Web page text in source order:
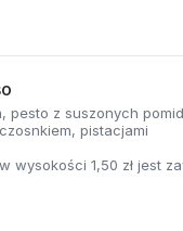
pesto z suszonych
pistacjami
wysokości 1,50 zł jest